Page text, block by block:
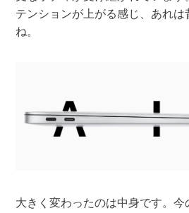
テンションが上がる感じ、あれ
ね。
大きく変わったのは中身です。今